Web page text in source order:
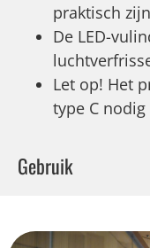
praktisch
De LED-
Let op! Het
type C
Gebruik